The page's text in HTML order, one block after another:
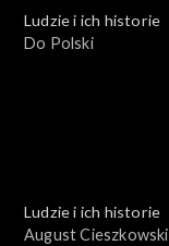
Ludzie i ich historie
Do Polski
Ludzie i ich historie
August Cieszkowski